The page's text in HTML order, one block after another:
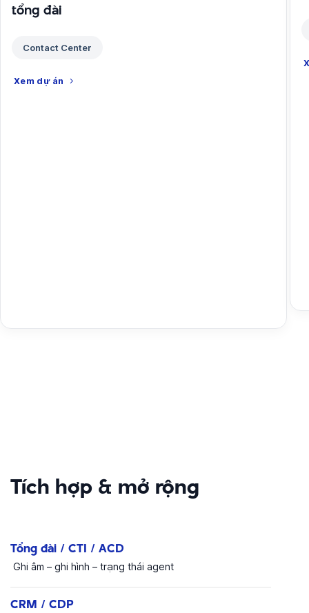
tổng đài
Contact Center
Xem dự án
Tích hợp & mở rộng
Tổng đài / CTI / ACD
Ghi âm – ghi hình – trạng thái agent
CRM / CDP